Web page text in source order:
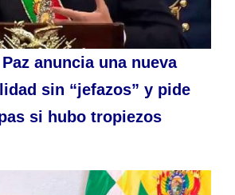
anuncia una nueva
sin “jefazos” y pide
si hubo tropiezos